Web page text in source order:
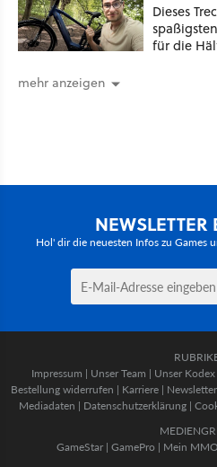
Dieses
für die
mehr anzeigen
NEWSLETTER
Hol' dir die neuesten Infos zu Games
Impressum | Unser Team | Unser Kodex
Bestellung widerrufen | Karriere | Newsletter
Mediadaten | Datenschutzerklärung |
GameStar| GamePro | Mein MMO